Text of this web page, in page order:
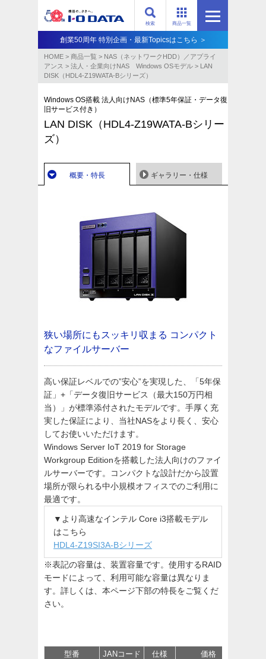
商品一覧
検索
創業50周年 特別企画・最新Topicsはこちら ＞
HOME > 商品一覧 > NAS（ネットワークHDD）／アプライ
アンス​ > 法人・企業向けNAS Windows OSモデル > LAN
DISK（HDL4-Z19WATA-Bシリーズ）
Windows OS搭載 法人向けNAS（標準5年保証・データ復
旧サービス付き）
LAN DISK（HDL4-Z19WATA-Bシリー
ズ）
概要・特長 ギャラリー・仕様
狭い場所にもスッキリ収まる コンパクト
なファイルサーバー
高い保証レベルでの”安心”を実現した、「5年保
証」+「データ復旧サービス（最大150万円相
当）」が標準添付されたモデルです。手厚く充
実した保証により、当社NASをより長く、安心
してお使いいただけます。
Windows Server IoT 2019 for Storage
Workgroup Editionを搭載した法人向けのファイ
ルサーバーです。コンパクトな設計だから設置
場所が限られる中小規模オフィスでのご利用に
最適です。
▼より高速なインテル Core i3搭載モデル
はこちら
HDL4-Z19SI3A-Bシリーズ
※表記の容量は、装置容量です。使用するRAID
モードによって、利用可能な容量は異なりま
す。詳しくは、本ページ下部の特長をご覧くだ
さい。
型番 JANコード 仕様 価格